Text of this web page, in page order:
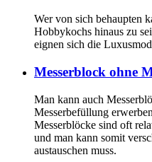
Wer von sich behaupten
Hobbykochs hinaus zu
eignen sich die
Messerblock ohne
Man kann auch
Messerbefüllung
Messerblöcke sind oft
und man kann somit
austauschen muss.